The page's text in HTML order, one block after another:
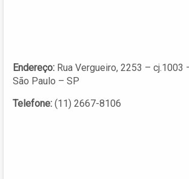
Endereço: Rua Vergueiro, 2253 – cj.1003
São Paulo – SP
Telefone: (11) 2667-8106